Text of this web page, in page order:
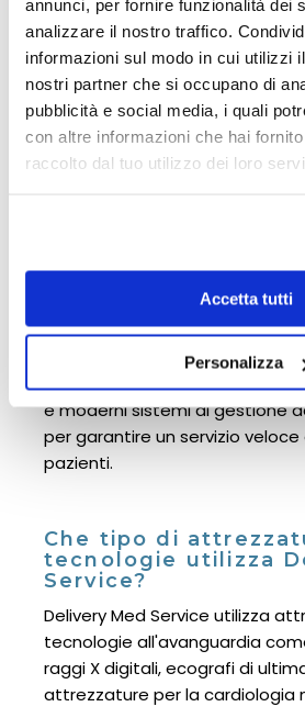
annunci, per fornire funzionalità dei
analizzare il nostro traffico.
informazioni sul modo in cui utilizzi
nostri partner che si occupano di
pubblicità e social media, i quali
con altre informazioni che hai
raccolto dal tuo utilizzo dei loro
Accetta tutti
Personalizza
Quali professionisti
del team di Delivery
Service?
Il team di Delivery Med Service
Come si assicura
Service di fornire un
Delivery Med Service utilizza
e moderni sistemi di gestione
per garantire un servizio
pazienti.
Che tipo di
tecnologie utilizza
Service?
Delivery Med Service utilizza
tecnologie all'avanguardia
raggi X digitali, ecografi di
attrezzature per la cardiologia